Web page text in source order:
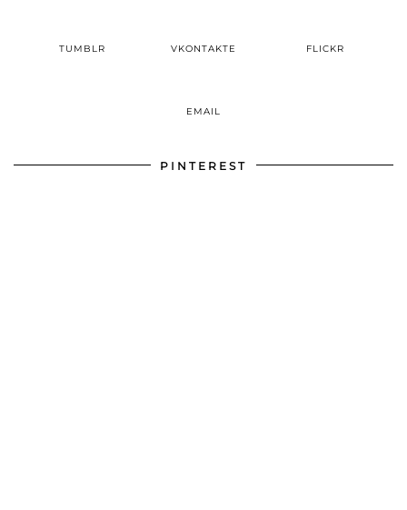
TUMBLR VKONTAKTE FLICKR
EMAIL
PINTEREST